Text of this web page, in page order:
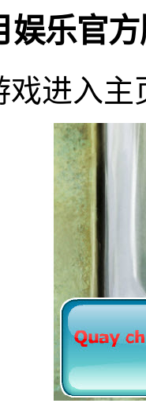
娱乐官
戏进入